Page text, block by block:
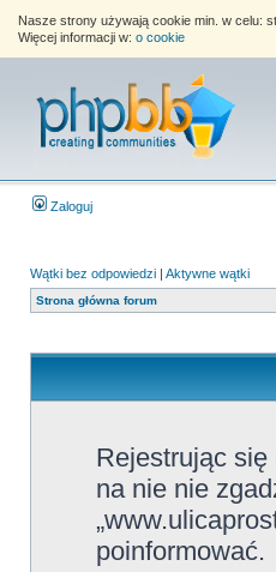
Nasze strony używają cookie min. w celu:
Więcej informacji w: o cookie
Zaloguj
Wątki bez odpowiedzi | Aktywne wątki
Strona główna forum
Rejestrując się
na nie nie
poinformować.